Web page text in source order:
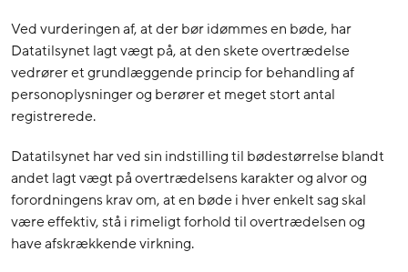
Ved vurderingen af, at der bør idømmes en bøde, har
Datatilsynet lagt vægt på, at den skete overtrædelse
vedrører et grundlæggende princip for behandling af
personoplysninger og berører et meget stort antal
registrerede.
Datatilsynet har ved sin indstilling til bødestørrelse blandt
andet lagt vægt på overtrædelsens karakter og alvor og
forordningens krav om, at en bøde i hver enkelt sag skal
være effektiv, stå i rimeligt forhold til overtrædelsen og
have afskrækkende virkning.